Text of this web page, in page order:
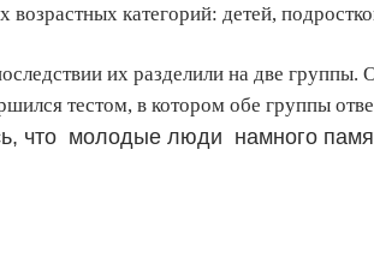
категорий: детей,
их разделили на две группы.
тестом, в котором обе группы
что молодые люди намного